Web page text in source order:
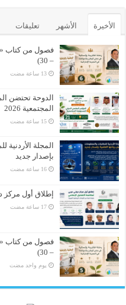
الأخيرة الأشهر تعليقات
– 30)
الدوحة تحتضن
المجتمعية 2026
المجلة الأردنية
بإصدار جديد
إطلاق أول مركز
– 30)
‏يوم واحد مضت